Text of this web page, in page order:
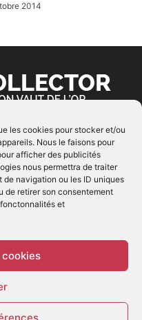
les cookies pour stocker et/ou
Nous le faisons pour
afficher des publicités
nous permettra de traiter
navigation ou les ID uniques
de retirer son consentement
et
2014
EIMAI| Tous Droits